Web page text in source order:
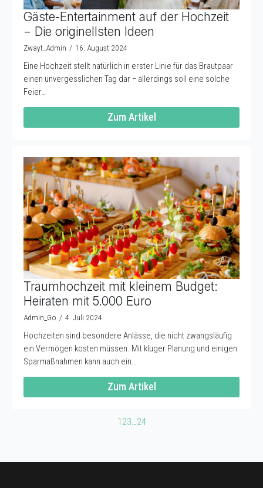
Gäste-Entertainment auf der Hochzeit
− Die originellsten Ideen
Zwayt_Admin 16. August 2024
Eine Hochzeit stellt natürlich in erster Linie für das Brautpaar
einen unvergesslichen Tag dar − allerdings soll eine solche
Feier…
Zum Artikel
Traumhochzeit mit kleinem Budget:
Heiraten mit 5.000 Euro
Admin_Go 4. Juli 2024
Hochzeiten sind besondere Anlässe, die nicht zwangsläufig
ein Vermögen kosten müssen. Mit kluger Planung und einigen
Sparmaßnahmen kann auch ein…
Zum Artikel
1 23 24